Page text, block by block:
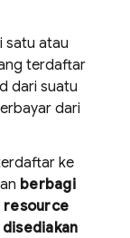
satu atau
terdaftar
dari suatu
dari
ke
berbagi
resource